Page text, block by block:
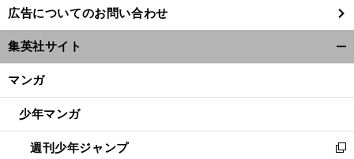
い
ウ
ィ
ン
ウ
開
く
広告についてのお問い合わせ
集英社サイト
マンガ
少年マンガ
週刊少年ジャンプ
新